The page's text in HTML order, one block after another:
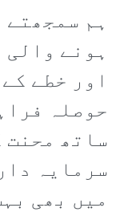
ہم
ہونے
اور خطے
حوصلہ
ساتھ
سرمایہ
میں بھی